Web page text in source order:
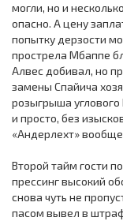
могли, но и
опасно. А цену
попытку дерзости
прострела Мбаппе
Алвес добивал, но
замены Спайича
розыгрыша
и просто, без
«Андерлехт»
Второй тайм гости
прессинг высокий
снова чуть не
пасом вывел в